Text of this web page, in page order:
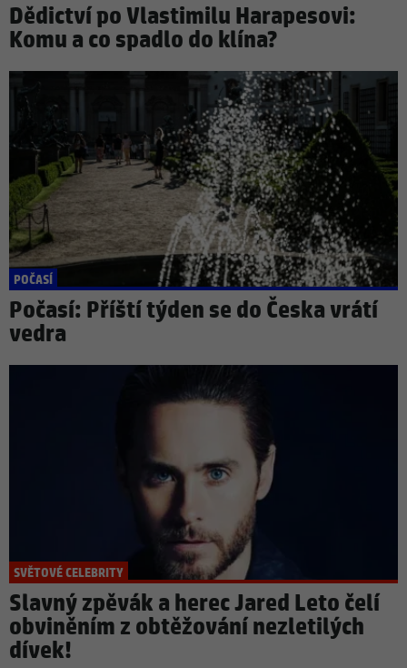
Dědictví po Vlastimilu Harapesovi:
Komu a co spadlo do klína?
POČASÍ
Počasí: Příští týden se do Česka vrátí
vedra
SVĚTOVÉ CELEBRITY
Slavný zpěvák a herec Jared Leto čelí
obviněním z obtěžování nezletilých
dívek!